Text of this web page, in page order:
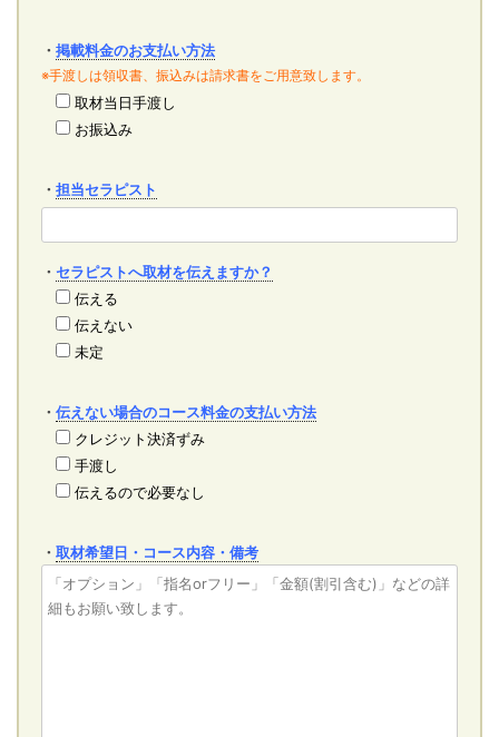
・ 掲載料金のお支払い方法
※手渡しは領収書、振込みは請求書をご用意致します。
取材当日手渡し
お振込み
・ 担当セラピスト
・ セラピストへ取材を伝えますか？
伝える
伝えない
未定
・ 伝えない場合のコース料金の支払い方法
クレジット決済ずみ
手渡し
伝えるので必要なし
・ 取材希望日・コース内容・備考